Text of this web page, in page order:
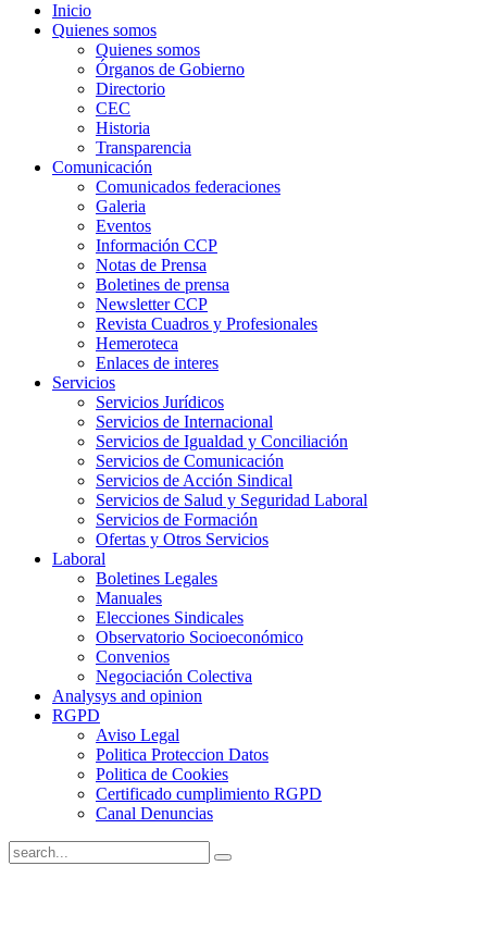
Inicio
Quienes somos
Quienes somos
Órganos de Gobierno
Directorio
CEC
Historia
Transparencia
Comunicación
Comunicados federaciones
Galeria
Eventos
Información CCP
Notas de Prensa
Boletines de prensa
Newsletter CCP
Revista Cuadros y Profesionales
Hemeroteca
Enlaces de interes
Servicios
Servicios Jurídicos
Servicios de Internacional
Servicios de Igualdad y Conciliación
Servicios de Comunicación
Servicios de Acción Sindical
Servicios de Salud y Seguridad Laboral
Servicios de Formación
Ofertas y Otros Servicios
Laboral
Boletines Legales
Manuales
Elecciones Sindicales
Observatorio Socioeconómico
Convenios
Negociación Colectiva
Analysys and opinion
RGPD
Aviso Legal
Politica Proteccion Datos
Politica de Cookies
Certificado cumplimiento RGPD
Canal Denuncias